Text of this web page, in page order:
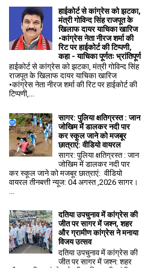
हाईकोर्ट से कांग्रेस को झटका,
मंत्री गोविन्द सिंह राजपूत के
खिलाफ दायर याचिका खारिज
•कांग्रेस नेता नीरज शर्मा की
रिट पर हाईकोर्ट की टिप्पणी,
कहा - याचिका पूर्णतः भ्रांतिपूर्ण
हाईकोर्ट से कांग्रेस को झटका, मंत्री गोविन्द सिंह
राजपूत के खिलाफ दायर याचिका खारिज
•कांग्रेस नेता नीरज शर्मा की रिट पर हाईकोर्ट की
टिप्पणी,...
सागर: पुलिया क्षतिग्रस्त : जान
जोखिम में डालकर नदी पार
कर स्कूल जाने को मजबूर
छात्राएं: वीडियो वायरल
सागर: पुलिया क्षतिग्रस्त : जान
जोखिम में डालकर नदी पार
कर स्कूल जाने को मजबूर छात्राएं: वीडियो
वायरल तीनबत्ती न्यूज: 04 अगस्त ,2026 सागर।
...
दतिया उपचुनाव में कांग्रेस की
जीत पर सागर में जश्न, शहर
और ग्रामीण कांग्रेस ने मनाया
विजय उत्सव
दतिया उपचुनाव में कांग्रेस की
जीत पर सागर में जश्न: शहर